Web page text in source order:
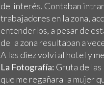
de interés. Contaban
trabajadores en la zona,
entenderlos, a pesar de
de la zona resultaban a
A las diez volví al hotel y
La Fotografía: Gruta de
que me regañara la mujer